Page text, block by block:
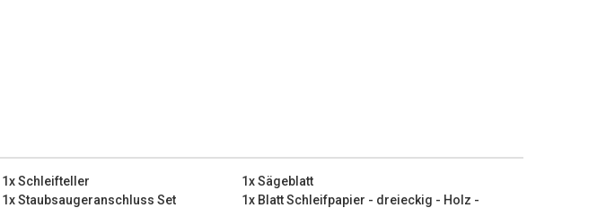
1x Staubsaugeranschluss Set
1x Blatt Schleifpapier - dreieckig - Holz - K60
1x Blatt Schleifpapier - dreieckig - Holz - K80
1x Schleifteller
1x Sägeblatt
1x Staubsaugeranschluss Set
1x Blatt Schleifpapier - dreieckig - Holz -